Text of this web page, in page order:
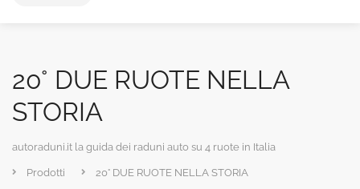
20° DUE RUOTE NELLA
STORIA
autoraduni.it la guida dei raduni auto su 4 ruote in Italia
Prodotti 20° DUE RUOTE NELLA STORIA